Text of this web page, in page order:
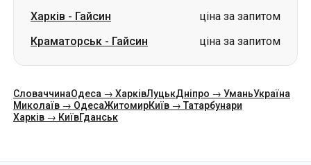
Харків - Гайсин
ціна за запитом
Краматорськ - Гайсин ціна за запитом
СловаччинаОдеса → ХарківЛуцькДніпро → УманьУкраїна
Миколаїв → ОдесаЖитомирКиїв → Татарбунари
Харків → КиївГданськ